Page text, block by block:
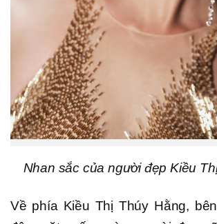
Nhan sắc của người đẹp Kiều
Về phía Kiều Thị Thúy Hằng,